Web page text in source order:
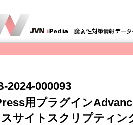
2024-000093
用プラグイン
サイトスクリプティン